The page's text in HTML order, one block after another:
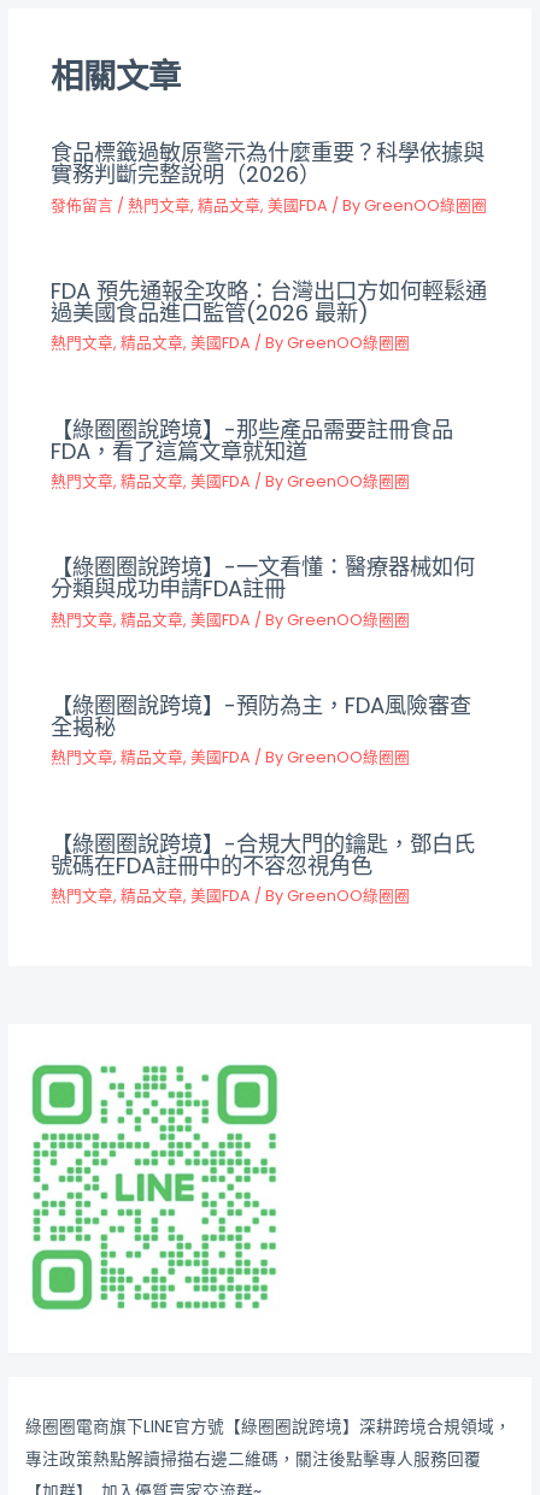
相關文章
食品標籤過敏原警示為什麼重要？科學依據與
實務判斷完整說明（2026）
發佈留言 / 熱門文章, 精品文章, 美國FDA / ByGreenOO綠圈圈
FDA 預先通報全攻略：台灣出口方如何輕鬆通
過美國食品進口監管(2026 最新)
熱門文章, 精品文章, 美國FDA / ByGreenOO綠圈圈
【綠圈圈說跨境】-那些產品需要註冊食品
FDA，看了這篇文章就知道
熱門文章, 精品文章, 美國FDA / ByGreenOO綠圈圈
【綠圈圈說跨境】-一文看懂：醫療器械如何
分類與成功申請FDA註冊
熱門文章, 精品文章, 美國FDA / ByGreenOO綠圈圈
【綠圈圈說跨境】-預防為主，FDA風險審查
全揭秘
熱門文章, 精品文章, 美國FDA / ByGreenOO綠圈圈
【綠圈圈說跨境】-合規大門的鑰匙，鄧白氏
號碼在FDA註冊中的不容忽視角色
熱門文章, 精品文章, 美國FDA / ByGreenOO綠圈圈
綠圈圈電商旗下LINE官方號【綠圈圈說跨境】深耕跨境合規領域，
專注政策熱點解讀掃描右邊二維碼，關注後點擊專人服務回覆